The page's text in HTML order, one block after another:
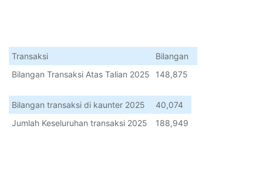
Transaksi
Bilangan
Bilangan Transaksi Atas Talian 2025
148,875
Bilangan transaksi di kaunter 2025
40,074
Jumlah Keseluruhan transaksi 2025
188,949